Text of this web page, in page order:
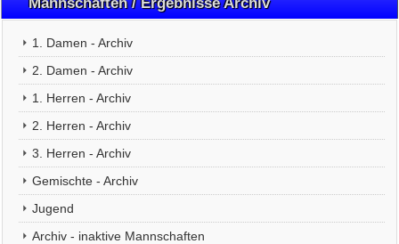
1. Damen - Archiv
2. Damen - Archiv
1. Herren - Archiv
2. Herren - Archiv
3. Herren - Archiv
Gemischte - Archiv
Jugend
Archiv - inaktive Mannschaften